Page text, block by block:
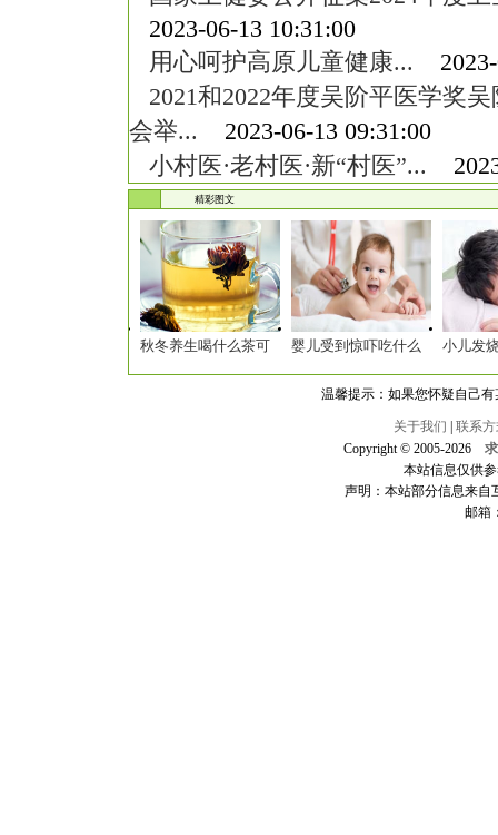
2023-06-13 10:31:00
用心呵护高原儿童健康... 2023-
2021和2022年度吴阶平医学奖
会举... 2023-06-13 09:31:00
小村医·老村医·新“村医”...
精彩图文
秋冬养生喝什么茶可 婴儿受到惊吓吃什么 小儿发
温馨提示：如果您怀疑自己
关于我们
联系
Copyright © 2005-2026
本站信息仅供
声明：本站部分信息来自
邮箱